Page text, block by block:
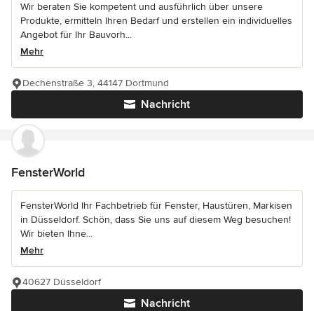
Wir beraten Sie kompetent und ausführlich über unsere
Produkte, ermitteln Ihren Bedarf und erstellen ein individuelles
Angebot für Ihr Bauvorh...
Mehr
Nachricht
Dechenstraße 3, 44147 Dortmund
FensterWorld
FensterWorld Ihr Fachbetrieb für Fenster, Haustüren, Markisen
in Düsseldorf. Schön, dass Sie uns auf diesem Weg besuchen!
Wir bieten Ihne...
Mehr
Nachricht
40627 Düsseldorf